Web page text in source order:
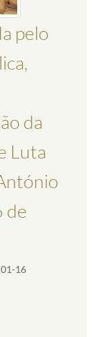
pelo
da
Luta
de
16